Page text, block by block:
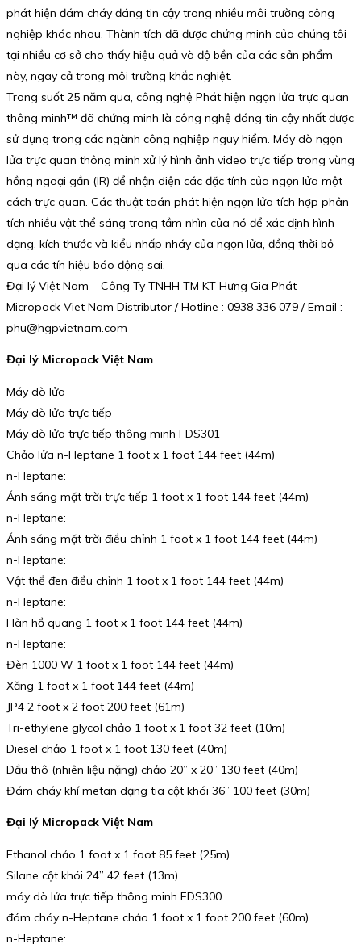
phát hiện đám cháy đáng tin cậy trong nhiều môi trường công
nghiệp khác nhau. Thành tích đã được chứng minh của chúng tôi
tại nhiều cơ sở cho thấy hiệu quả và độ bền của các sản phẩm
này, ngay cả trong môi trường khắc nghiệt.
Trong suốt 25 năm qua, công nghệ Phát hiện ngọn lửa trực quan
thông minh™ đã chứng minh là công nghệ đáng tin cậy nhất được
sử dụng trong các ngành công nghiệp nguy hiểm. Máy dò ngọn
lửa trực quan thông minh xử lý hình ảnh video trực tiếp trong vùng
hồng ngoại gần (IR) để nhận diện các đặc tính của ngọn lửa một
cách trực quan. Các thuật toán phát hiện ngọn lửa tích hợp phân
tích nhiều vật thể sáng trong tầm nhìn của nó để xác định hình
dạng, kích thước và kiểu nhấp nháy của ngọn lửa, đồng thời bỏ
qua các tín hiệu báo động sai.
Đại lý Việt Nam – Công Ty TNHH TM KT Hưng Gia Phát
Micropack Viet Nam Distributor / Hotline : 0938 336 079 / Email :
phu@hgpvietnam.com
Đại lý Micropack Việt Nam
Máy dò lửa
Máy dò lửa trực tiếp
Máy dò lửa trực tiếp thông minh FDS301
Chảo lửa n-Heptane 1 foot x 1 foot 144 feet (44m)
n-Heptane:
Ánh sáng mặt trời trực tiếp 1 foot x 1 foot 144 feet (44m)
n-Heptane:
Ánh sáng mặt trời điều chỉnh 1 foot x 1 foot 144 feet (44m)
n-Heptane:
Vật thể đen điều chỉnh 1 foot x 1 foot 144 feet (44m)
n-Heptane:
Hàn hồ quang 1 foot x 1 foot 144 feet (44m)
n-Heptane:
Đèn 1000 W 1 foot x 1 foot 144 feet (44m)
Xăng 1 foot x 1 foot 144 feet (44m)
JP4 2 foot x 2 foot 200 feet (61m)
Tri-ethylene glycol chảo 1 foot x 1 foot 32 feet (10m)
Diesel chảo 1 foot x 1 foot 130 feet (40m)
Dầu thô (nhiên liệu nặng) chảo 20” x 20” 130 feet (40m)
Đám cháy khí metan dạng tia cột khói 36” 100 feet (30m)
Đại lý Micropack Việt Nam
Ethanol chảo 1 foot x 1 foot 85 feet (25m)
Silane cột khói 24” 42 feet (13m)
máy dò lửa trực tiếp thông minh FDS300
đám cháy n-Heptane chảo 1 foot x 1 foot 200 feet (60m)
n-Heptane: